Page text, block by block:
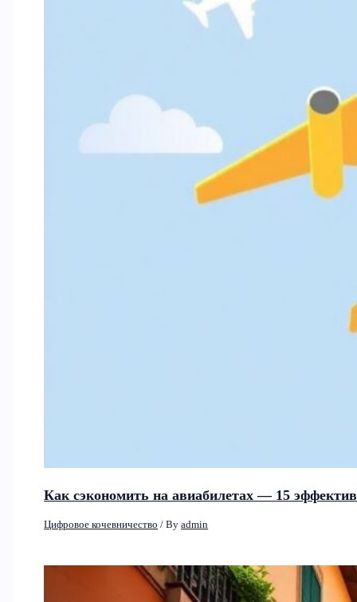
Как сэкономить на авиабилетах — 15
Цифровое кочевничество / Byadmin